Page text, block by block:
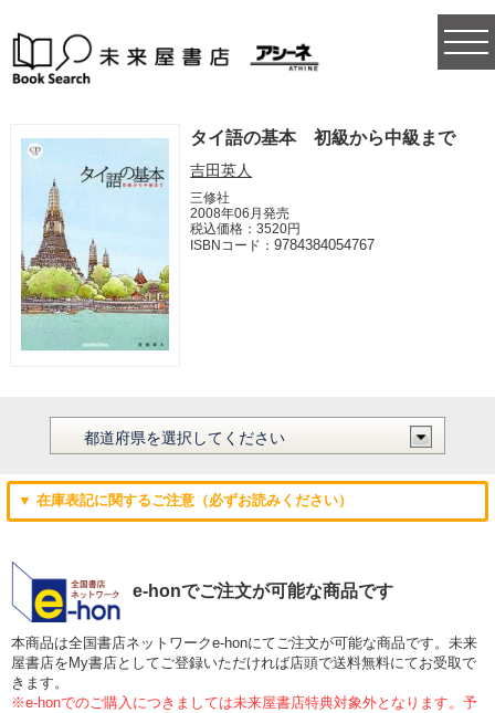
タイ語の基本 初級から中級まで
吉田英人
三修社
2008年06月発売
税込価格：3520円
ISBNコード：9784384054767
▼ 在庫表記に関するご注意（必ずお読みください）
e-honでご注文が可能な商品です
本商品は全国書店ネットワークe-honにてご注文が可能な商品です。未来
屋書店をMy書店としてご登録いただければ店頭で送料無料にてお受取で
きます。
※e-honでのご購入につきましては未来屋書店特典対象外となります。予